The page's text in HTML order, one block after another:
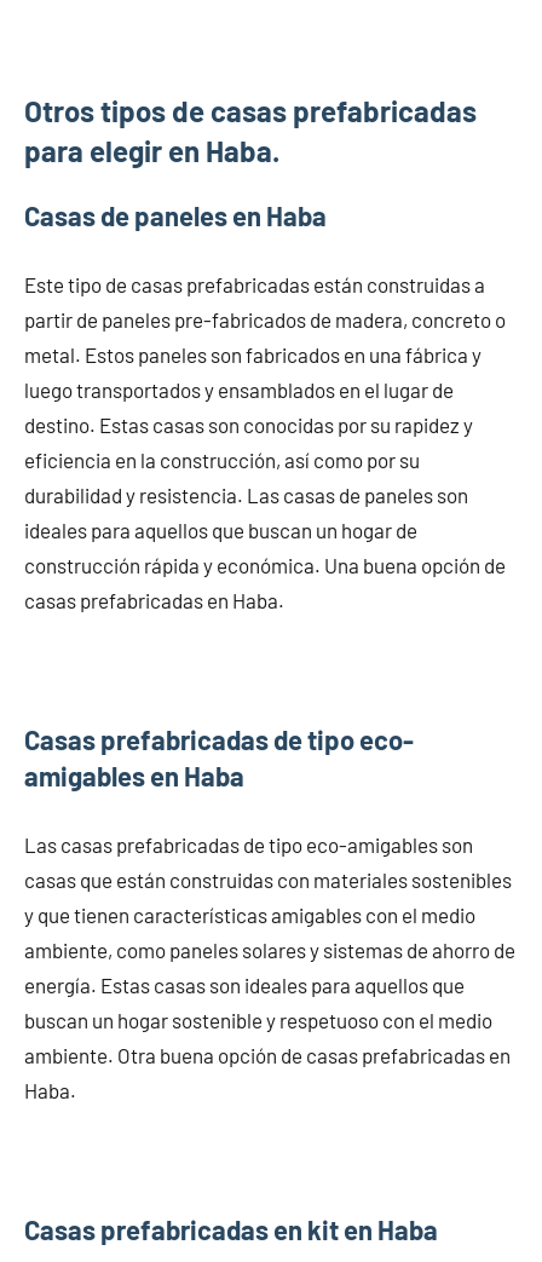
Otros tipos de casas prefabricadas
para elegir en Haba.
Casas de paneles en Haba
Este tipo de casas prefabricadas están construidas a
partir de paneles pre-fabricados de madera, concreto o
metal. Estos paneles son fabricados en una fábrica y
luego transportados y ensamblados en el lugar de
destino. Estas casas son conocidas por su rapidez y
eficiencia en la construcción, así como por su
durabilidad y resistencia. Las casas de paneles son
ideales para aquellos que buscan un hogar de
construcción rápida y económica. Una buena opción de
casas prefabricadas en Haba.
Casas prefabricadas de tipo eco-
amigables en Haba
Las casas prefabricadas de tipo eco-amigables son
casas que están construidas con materiales sostenibles
y que tienen características amigables con el medio
ambiente, como paneles solares y sistemas de ahorro de
energía. Estas casas son ideales para aquellos que
buscan un hogar sostenible y respetuoso con el medio
ambiente. Otra buena opción de casas prefabricadas en
Haba.
Casas prefabricadas en kit en Haba